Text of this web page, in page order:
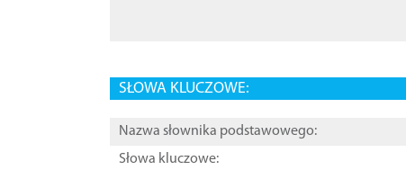
SŁOWA KLUCZOWE:
Nazwa słownika podstawowego:
Słowa kluczowe: